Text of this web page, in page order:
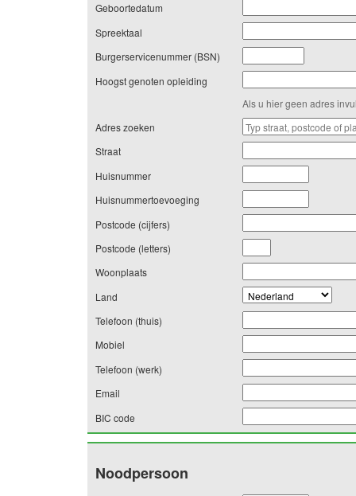
Geboortedatum
Spreektaal
Burgerservicenummer (BSN)
Hoogst genoten opleiding
Als u hier geen adres
Adres zoeken
Straat
Huisnummer
Huisnummertoevoeging
Postcode (cijfers)
Postcode (letters)
Woonplaats
Land
Telefoon (thuis)
Mobiel
Telefoon (werk)
Email
BIC code
Noodpersoon